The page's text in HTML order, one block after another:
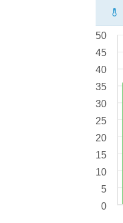
50
45
40
35
30
25
20
15
10
5
0